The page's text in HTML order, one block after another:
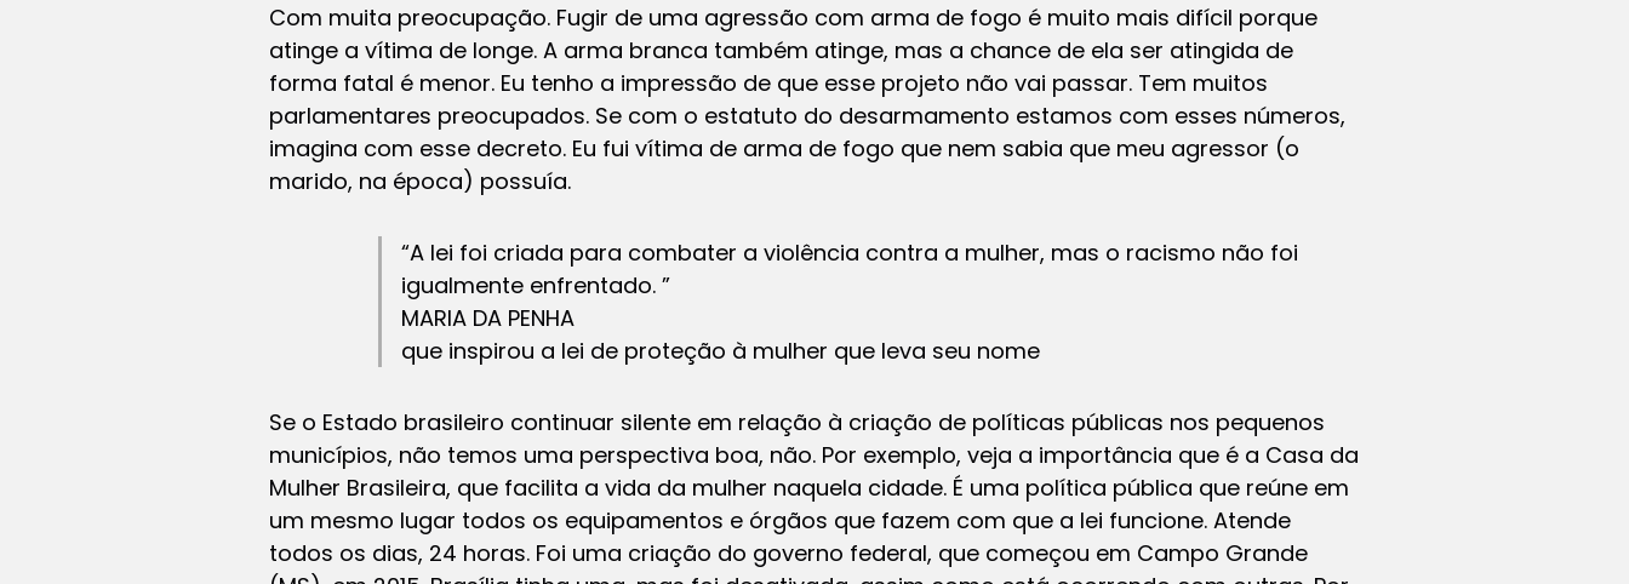
Com muita preocupação. Fugir de uma agressão com arma de fogo é muito mais difícil porque
atinge a vítima de longe. A arma branca também atinge, mas a chance de ela ser atingida de
forma fatal é menor. Eu tenho a impressão de que esse projeto não vai passar. Tem muitos
parlamentares preocupados. Se com o estatuto do desarmamento estamos com esses números,
imagina com esse decreto. Eu fui vítima de arma de fogo que nem sabia que meu agressor (o
marido, na época) possuía.
“A lei foi criada para combater a violência contra a mulher, mas o racismo não foi
igualmente enfrentado. ”
MARIA DA PENHA
que inspirou a lei de proteção à mulher que leva seu nome
Se o Estado brasileiro continuar silente em relação à criação de políticas públicas nos pequenos
municípios, não temos uma perspectiva boa, não. Por exemplo, veja a importância que é a Casa da
Mulher Brasileira, que facilita a vida da mulher naquela cidade. É uma política pública que reúne em
um mesmo lugar todos os equipamentos e órgãos que fazem com que a lei funcione. Atende
todos os dias, 24 horas. Foi uma criação do governo federal, que começou em Campo Grande